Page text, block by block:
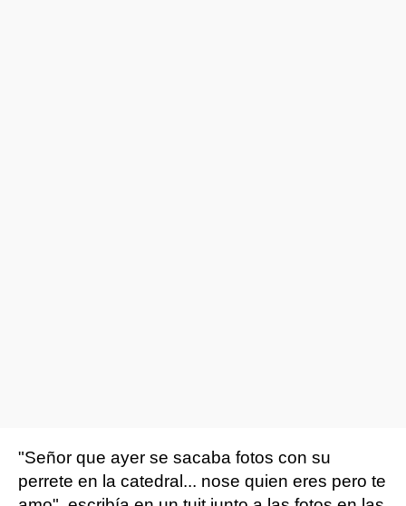
"Señor que ayer se sacaba fotos con su
perrete en la catedral... nose quien eres pero te